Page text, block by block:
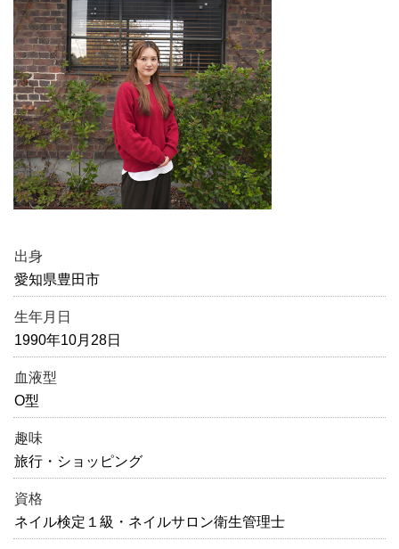
出身
愛知県豊田市
生年月日
1990年10月28日
血液型
O型
趣味
旅行・ショッピング
資格
ネイル検定１級・ネイルサロン衛生管理士